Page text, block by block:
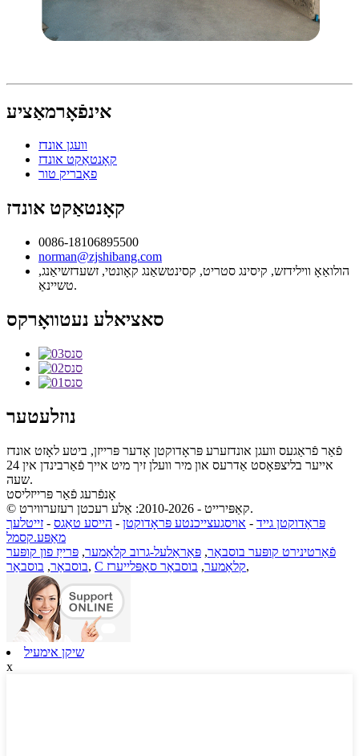
אינפֿאָרמאַציע
וועגן אונדז
קאָנטאַקט אונדז
פאַבריק טור
קאָנטאַקט אונדז
0086-18106895500
norman@zjshibang.com
הולואַאָ ווילידזש, קיסינג סטריט, קסינטשאַנג קאָונטי, זשעדזשיאַנג,
טשיינאַ.
סאציאלע נעטוואָרקס
נוזלעטער
פֿאַר פֿראַגעס וועגן אונדזערע פּראָדוקטן אָדער פּרייזן, ביטע לאָזט אונדז
אייער בליצפּאָסט אַדרעס און מיר וועלן זיך מיט אייך פֿאַרבינדן אין 24
שעה.
אָנפֿרעג פֿאַר פּרייזליסט
© קאַפּירייט - 2010-2026: אַלע רעכטן רעזערווירט.
פּראָדוקטן גייד - אויסגעצייכנטע פּראָדוקטן - הייסע טאַגס - זייטלעך
מאַפּע.קסמל
פֿאַרטינירט קופּער בוסבאַר, פּאַראַלעל-גרוב קלאַמער, פּרייַז פון קופּער
בוסבאַר, בוסבאַר , C קלאַמער, בוסבאַר סאַפּלייערז ,
שיקן אימעיל
x